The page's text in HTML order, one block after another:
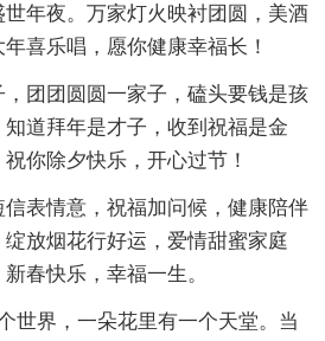
年夜。万家灯火映衬团圆，美酒
喜乐唱，愿你健康幸福长！
团团圆圆一家子，磕头要钱是孩
道拜年是才子，收到祝福是金
你除夕快乐，开心过节！
表情意，祝福加问候，健康陪伴
放烟花行好运，爱情甜蜜家庭
春快乐，幸福一生。
世界，一朵花里有一个天堂。当